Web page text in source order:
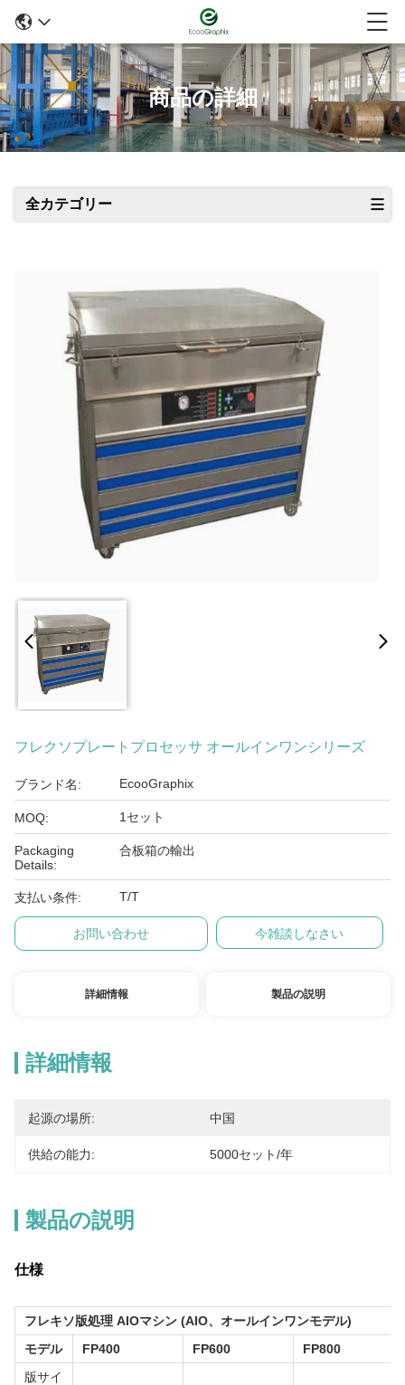
商品の詳細
全カテゴリー
フレクソプレートプロセッサ オールインワンシリーズ
ブランド名: EcooGraphix
MOQ: 1セット
Packaging
Details:
合板箱の輸出
支払い条件: T/T
お問い合わせ 今雑談しなさい
詳細情報 製品の説明
詳細情報
起源の場所: 中国
供給の能力: 5000セット/年
製品の説明
仕様
フレキソ版処理 AIOマシン (AIO、オールインワンモデル)
モデル
FP400 FP600
FP800
版サイ